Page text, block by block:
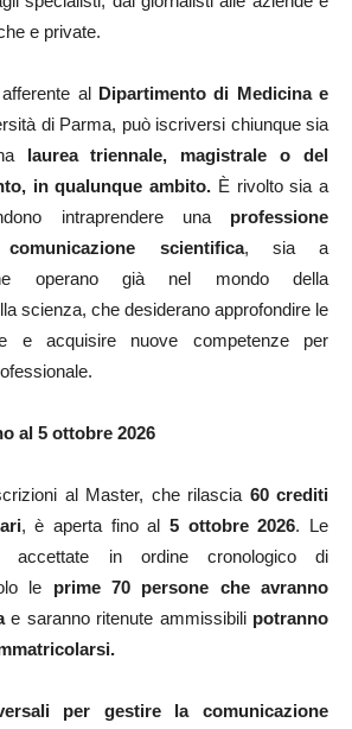
e private.
al Dipartimento di Medicina e
di Parma, può iscriversi chiunque sia
laurea triennale, magistrale o del
in qualunque ambito. È rivolto sia a
intraprendere una professione
comunicazione scientifica, sia a
operano già nel mondo della
scienza, che desiderano approfondire le
e acquisire nuove competenze per
al 5 ottobre 2026
al Master, che rilascia 60 crediti
, è aperta fino al5 ottobre 2026. Le
accettate in ordine cronologico di
le prime 70 persone che avranno
e saranno ritenute ammissibili potranno
per gestire la comunicazione